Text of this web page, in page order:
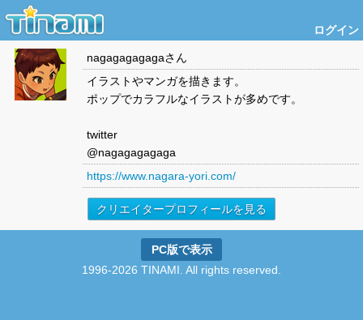
ログイン
nagagagagagaさん
イラストやマンガを描きます。
ポップでカラフルなイラストが多めです。
twitter
@nagagagagaga
https://www.nagara-yori.com/
クリエイタープロフィールを見る
PC版で表示
1996-2026 TINAMI. All rights reserved.